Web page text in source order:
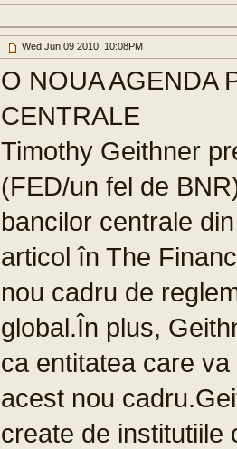
Wed Jun 09 2010, 10:08PM
O NOUA AGENDA
CENTRALE
Timothy Geithner
(FED/un fel de
bancilor centrale
articol în The
nou cadru de
global.În plus,
ca entitatea care
acest nou
create de institutiile